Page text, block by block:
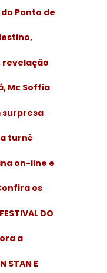
Ponto de
revelação
Mc Soffia
surpresa
turnê
on-line e
os
DO
a
STAN E